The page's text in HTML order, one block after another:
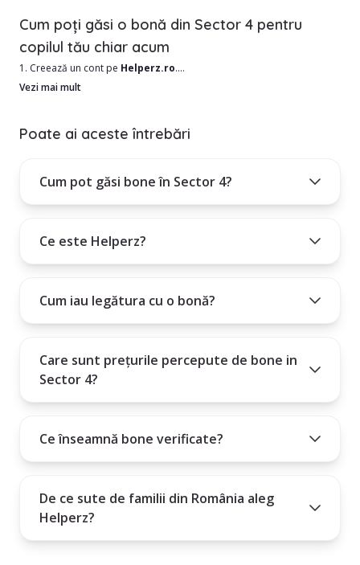
4. Obțineți un examen medical sau întrebați dacă au vaccinuri curente.
Cum poți găsi o bonă din Sector 4 pentru
copilul tău chiar acum
1. Creează un cont pe Helperz.ro.
2. Selectează orașul Sector 4 și alte date utile, precum zona în care
3. Treci prin lista de bone din Sector 4 și alege în funcție de nevoile
pe nevoile tale.
Plătești un abonament lunar, trimestrial sau anual.
Vezi mai mult
Poate ai aceste întrebări
Cum pot găsi bone în Sector 4?
Ce este Helperz?
Cum iau legătura cu o bonă?
Care sunt prețurile percepute de bone in
Sector 4?
Ce înseamnă bone verificate?
De ce sute de familii din România aleg
Helperz?